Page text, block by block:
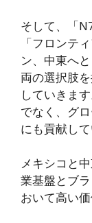
そして、「
「フロンテ
ン、中東へ
両の選択肢
していきま
でなく、グ
にも貢献して
メキシコと
業基盤とブ
おいて高い